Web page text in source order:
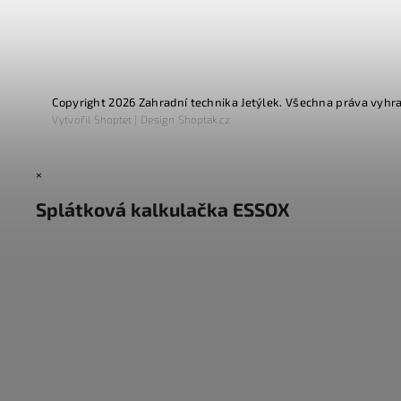
Copyright 2026 Zahradní technika Jetýlek. Všechna práva
VytvořilShoptet | DesignShoptak.cz
×
Splátková kalkulačka ESSOX